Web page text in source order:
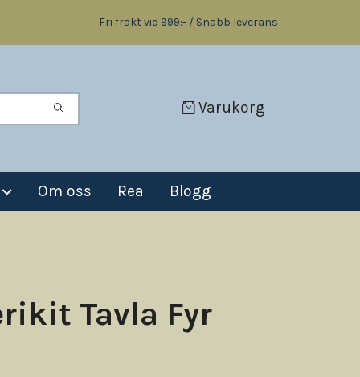
Fri frakt vid 999:- / Snabb leverans
Varukorg
Om oss Rea Blogg
Tavla Fyr